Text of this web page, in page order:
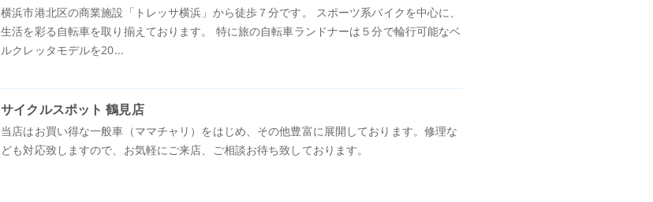
横浜市港北区の商業施設「トレッサ横浜」から徒歩７分です。 スポーツ系バイクを中心に、
生活を彩る自転車を取り揃えております。 特に旅の自転車ランドナーは５分で輪行可能なベ
ルクレッタモデルを20...
サイクルスポット 鶴見店
当店はお買い得な一般車（ママチャリ）をはじめ、その他豊富に展開しております。修理な
ども対応致しますので、お気軽にご来店、ご相談お待ち致しております。